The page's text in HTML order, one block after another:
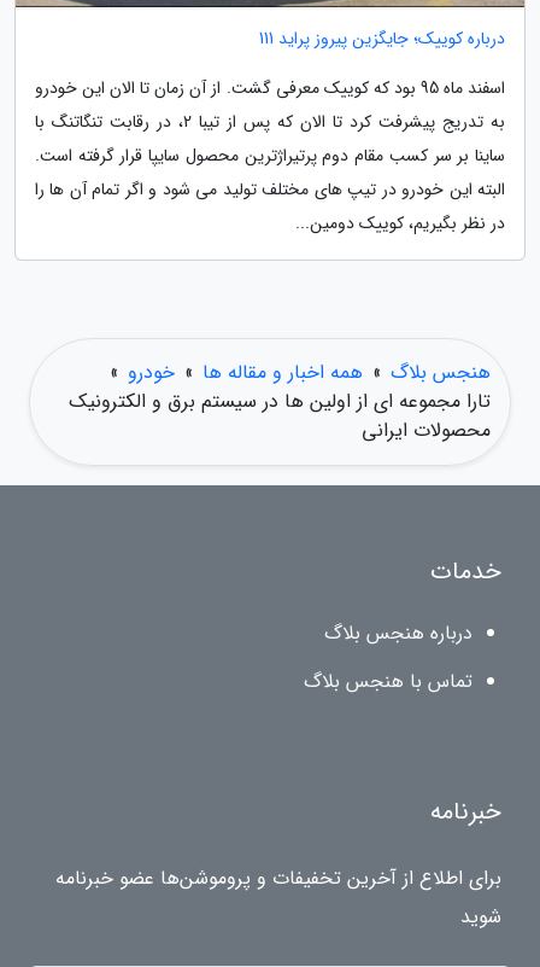
درباره کوییک؛ جایگزین پیروز پراید 111
اسفند ماه 95 بود که کوییک معرفی گشت. از آن زمان تا الان این خودرو
به تدریج پیشرفت کرد تا الان که پس از تیبا 2، در رقابت تنگاتنگ با
ساینا بر سر کسب مقام دوم پرتیراژترین محصول سایپا قرار گرفته است.
البته این خودرو در تیپ های مختلف تولید می شود و اگر تمام آن ها را
در نظر بگیریم، کوییک دومین...
هنجس بلاگ » همه اخبار و مقاله ها » خودرو »
تارا مجموعه ای از اولین ها در سیستم برق و الکترونیک
محصولات ایرانی
خدمات
درباره هنجس بلاگ
تماس با هنجس بلاگ
خبرنامه
برای اطلاع از آخرین تخفیفات و پروموشن‌ها عضو خبرنامه
شوید